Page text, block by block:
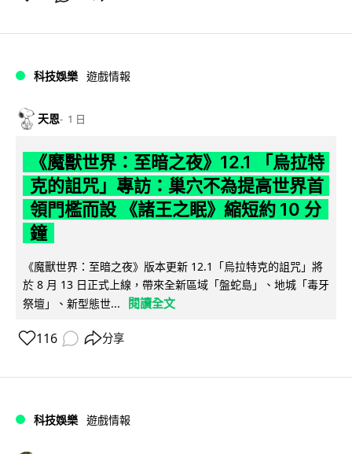
科技娛樂 遊戲情報
天恩 1 日
《魔獸世界：至暗之夜》12.1 「烏拉特
克的詛咒」專訪：巢穴不為提高世界首
領門檻而設 《諸王之眠》縮短約 10 分
鐘
《魔獸世界：至暗之夜》版本更新 12.1「烏拉特克的詛咒」將
於 8 月 13 日正式上線，帶來全新區域「盤蛇島」、地城「毒牙
祭壇」、新型態世...
閱讀全文
116 分享
科技娛樂 遊戲情報